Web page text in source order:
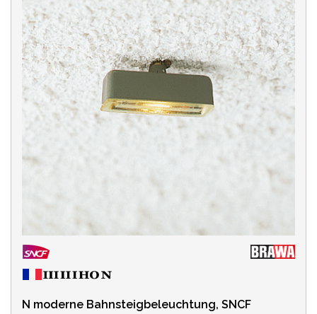
N moderne Bahnsteigbeleuchtung, SNCF
DB (1)
DR (1)
SBB (4)
SNCF (1)
LAND
SPUR
PRODUKTLINIE